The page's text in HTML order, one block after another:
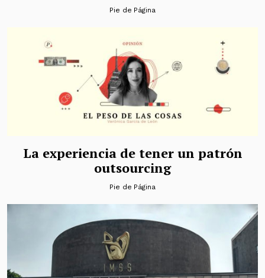
Pie de Página
La experiencia de tener un patrón
outsourcing
Pie de Página